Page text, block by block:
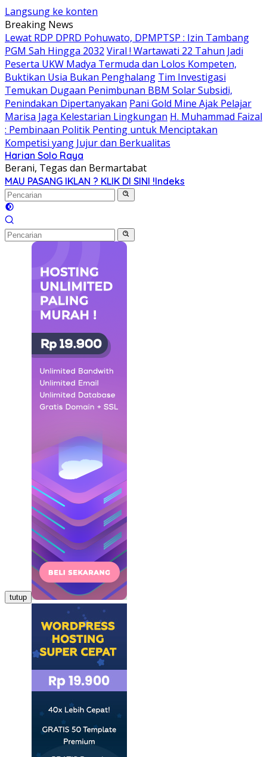
Langsung ke konten
Breaking News
Lewat RDP DPRD Pohuwato, DPMPTSP : Izin Tambang
PGM Sah Hingga 2032 Viral ! Wartawati 22 Tahun Jadi
Peserta UKW Madya Termuda dan Lolos Kompeten,
Buktikan Usia Bukan Penghalang Tim Investigasi
Temukan Dugaan Penimbunan BBM Solar Subsidi,
Penindakan Dipertanyakan Pani Gold Mine Ajak Pelajar
Marisa Jaga Kelestarian Lingkungan H. Muhammad Faizal
: Pembinaan Politik Penting untuk Menciptakan
Kompetisi yang Jujur dan Berkualitas
Harian Solo Raya
Berani, Tegas dan Bermartabat
MAU PASANG IKLAN ? KLIK DI SINI !Indeks
tutup